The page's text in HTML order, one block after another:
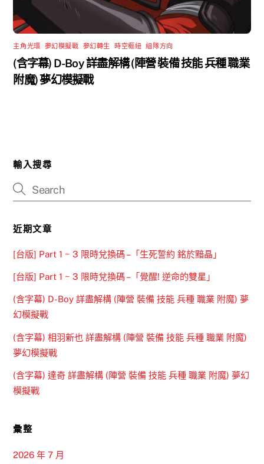
主角光環 夢幻模擬戰 夢幻轉生 ,時空樞紐 ,組隊方向
(含字幕) D-Boy 詳盡解構 (陣營 裝備 技能 兵種 職業
附魔) 夢幻模擬戰
輸入搜尋
近期文章
[台版] Part 1 ~ 3 限時兌換碼 –「生死誓約 銘於黯晶」
[台版] Part 1 ~ 3 限時兌換碼 –「覺醒! 逆命的雙星」
(含字幕) D-Boy 詳盡解構 (陣營 裝備 技能 兵種 職業 附魔) 夢
幻模擬戰
(含字幕) 相羽新也 詳盡解構 (陣營 裝備 技能 兵種 職業 附魔)
夢幻模擬戰
(含字幕) 達奇 詳盡解構 (陣營 裝備 技能 兵種 職業 附魔) 夢幻
模擬戰
彙整
2026 年 7 月